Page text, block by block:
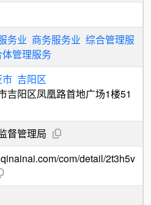
务业 商务服务业 综合管理服
管理服务
市 吉阳区
吉阳区凤凰路首地广场1楼51
督管理局
com/detail/2t3h5v